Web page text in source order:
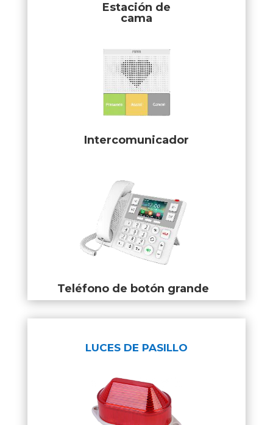
Estación de
cama
Intercomunicador
Teléfono de botón grande
LUCES DE PASILLO